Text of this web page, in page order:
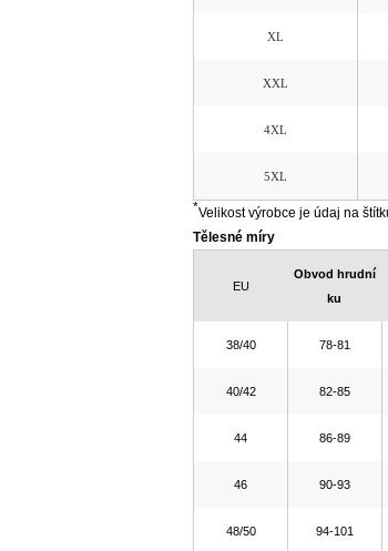
XL
XXL
4XL
5XL
*Velikost výrobce je údaj na
Tělesné míry
EU
Obvod hrudní
ku
38/40 78-81
40/42 82-85
44 86-89
46 90-93
48/50 94-101